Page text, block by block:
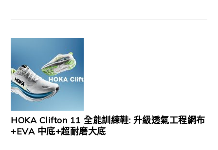
HOKA Clifton 11 全能訓練鞋: 升級透氣工程網布
+EVA 中底+超耐磨大底